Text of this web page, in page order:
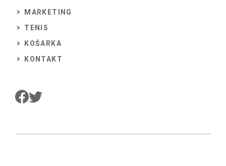
MARKETING
TENIS
KOŠARKA
KONTAKT